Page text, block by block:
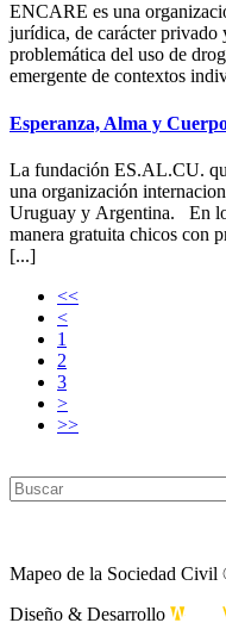
ENCARE es una
jurídica, de carácter privado
problemática del uso de
emergente de contextos
Esperanza, Alma y
La fundación ES.AL.CU.
una organización
Uruguay y Argentina. En
manera gratuita chicos con
[...]
<<
<
1
2
3
>
>>
Mapeo de la Sociedad Civil
Diseño & Desarrollo